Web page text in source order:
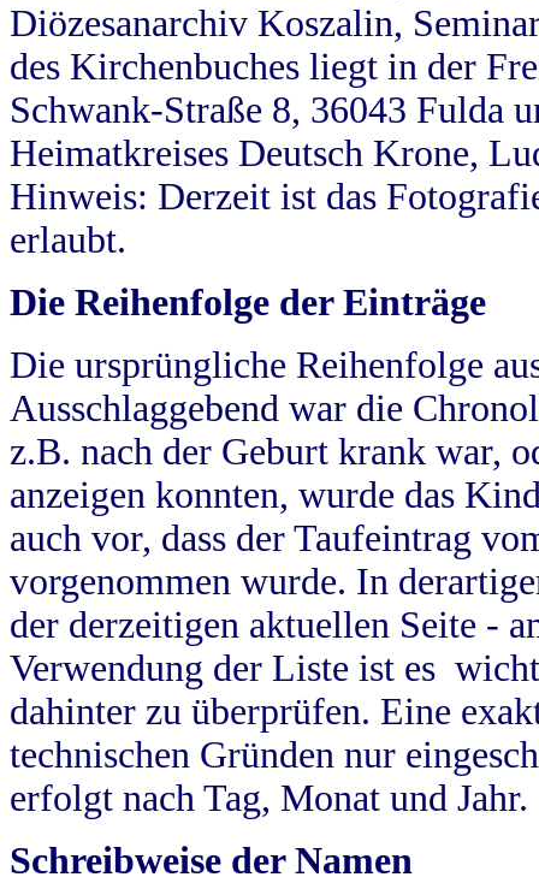
Diözesanarchiv Koszalin,
des Kirchenbuches liegt in der
Schwank-Straße 8, 36043 Fulda
Heimatkreises Deutsch Krone,
Hinweis: Derzeit ist das
erlaubt.
Die Reihenfolge der Einträge
Die ursprüngliche Reihenfolge
Ausschlaggebend war die
z.B. nach der Geburt krank war,
anzeigen konnten, wurde das
auch vor, dass der Taufeintrag
vorgenommen wurde. In
der derzeitigen aktuellen Seite -
Verwendung der Liste ist es
dahinter zu überprüfen. Eine
technischen Gründen nur
erfolgt nach Tag, Monat und Jahr.
Schreibweise der Namen